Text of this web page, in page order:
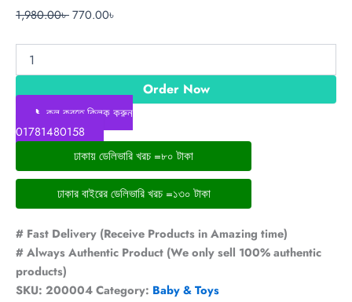
1,980.00৳770.00৳
Order Now
📞কল করতে ক্লিক করুন
01781480158
ঢাকায় ডেলিভারি খরচ =৮০ টাকা
ঢাকার বাইরের ডেলিভারি খরচ =১৩০ টাকা
# Fast Delivery (Receive Products in Amazing time)
# Always Authentic Product (We only sell 100% authentic
products)
SKU: 200004Category: Baby & Toys